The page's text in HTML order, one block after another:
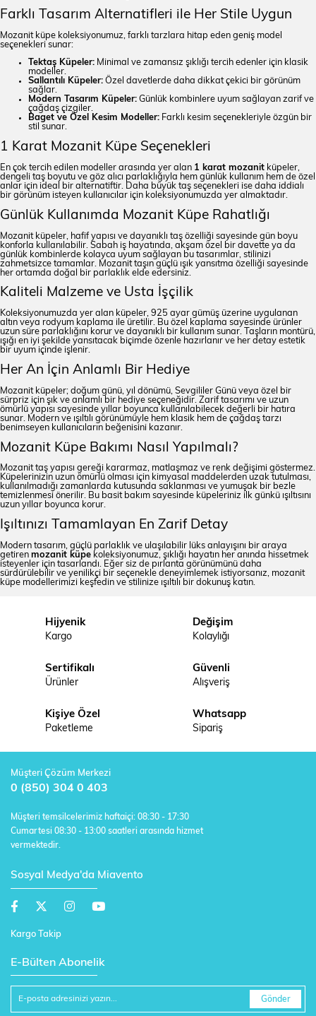
Farklı Tasarım Alternatifleri ile Her Stile Uygun
Mozanit küpe koleksiyonumuz, farklı tarzlara hitap eden geniş model
seçenekleri sunar:
Tektaş Küpeler: Minimal ve zamansız şıklığı tercih edenler için klasik
modeller.
Sallantılı Küpeler: Özel davetlerde daha dikkat çekici bir görünüm
sağlar.
Modern Tasarım Küpeler: Günlük kombinlere uyum sağlayan zarif ve
çağdaş çizgiler.
Baget ve Özel Kesim Modeller: Farklı kesim seçenekleriyle özgün bir
stil sunar.
1 Karat Mozanit Küpe Seçenekleri
En çok tercih edilen modeller arasında yer alan 1 karat mozanit küpeler,
dengeli taş boyutu ve göz alıcı parlaklığıyla hem günlük kullanım hem de özel
anlar için ideal bir alternatiftir. Daha büyük taş seçenekleri ise daha iddialı
bir görünüm isteyen kullanıcılar için koleksiyonumuzda yer almaktadır.
Günlük Kullanımda Mozanit Küpe Rahatlığı
Mozanit küpeler, hafif yapısı ve dayanıklı taş özelliği sayesinde gün boyu
konforla kullanılabilir. Sabah iş hayatında, akşam özel bir davette ya da
günlük kombinlerde kolayca uyum sağlayan bu tasarımlar, stilinizi
zahmetsizce tamamlar. Mozanit taşın güçlü ışık yansıtma özelliği sayesinde
her ortamda doğal bir parlaklık elde edersiniz.
Kaliteli Malzeme ve Usta İşçilik
Koleksiyonumuzda yer alan küpeler, 925 ayar gümüş üzerine uygulanan
altın veya rodyum kaplama ile üretilir. Bu özel kaplama sayesinde ürünler
uzun süre parlaklığını korur ve dayanıklı bir kullanım sunar. Taşların montürü,
ışığı en iyi şekilde yansıtacak biçimde özenle hazırlanır ve her detay estetik
bir uyum içinde işlenir.
Her An İçin Anlamlı Bir Hediye
Mozanit küpeler; doğum günü, yıl dönümü, Sevgililer Günü veya özel bir
sürpriz için şık ve anlamlı bir hediye seçeneğidir. Zarif tasarımı ve uzun
ömürlü yapısı sayesinde yıllar boyunca kullanılabilecek değerli bir hatıra
sunar. Modern ve ışıltılı görünümüyle hem klasik hem de çağdaş tarzı
benimseyen kullanıcıların beğenisini kazanır.
Mozanit Küpe Bakımı Nasıl Yapılmalı?
Mozanit taş yapısı gereği kararmaz, matlaşmaz ve renk değişimi göstermez.
Küpelerinizin uzun ömürlü olması için kimyasal maddelerden uzak tutulması,
kullanılmadığı zamanlarda kutusunda saklanması ve yumuşak bir bezle
temizlenmesi önerilir. Bu basit bakım sayesinde küpeleriniz ilk günkü ışıltısını
uzun yıllar boyunca korur.
Işıltınızı Tamamlayan En Zarif Detay
Modern tasarım, güçlü parlaklık ve ulaşılabilir lüks anlayışını bir araya
getiren mozanit küpe koleksiyonumuz, şıklığı hayatın her anında hissetmek
isteyenler için tasarlandı. Eğer siz de pırlanta görünümünü daha
sürdürülebilir ve yenilikçi bir seçenekle deneyimlemek istiyorsanız, mozanit
küpe modellerimizi keşfedin ve stilinize ışıltılı bir dokunuş katın.
Hijyenik
Kargo
Değişim
Kolaylığı
Sertifikalı
Ürünler
Güvenli
Alışveriş
Kişiye Özel
Paketleme
Whatsapp
Sipariş
Müşteri Çözüm Merkezi
0 (850) 304 0 403
Müşteri temsilcelerimiz haftaiçi: 08:30 - 17:30
Cumartesi 08:30 - 13:00 saatleri arasında hizmet
vermektedir.
Sosyal Medya'da Miavento
Kargo Takip
E-Bülten Abonelik
Gönder